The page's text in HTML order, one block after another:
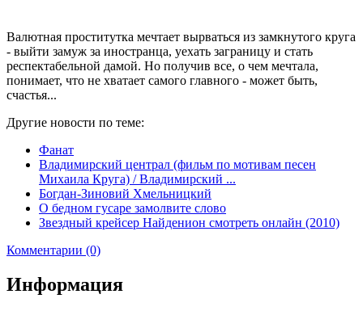
Валютная проститутка мечтает вырваться из замкнутого круга
- выйти замуж за иностранца, уехать заграницу и стать
респектабельной дамой. Но получив все, о чем мечтала,
понимает, что не хватает самого главного - может быть,
счастья...
Другие новости по теме:
Фанат
Владимирский централ (фильм по мотивам песен
Михаила Круга) / Владимирский ...
Богдан-Зиновий Хмельницкий
О бедном гусаре замолвите слово
Звездный крейсер Найденион смотреть онлайн (2010)
Комментарии (0)
Информация